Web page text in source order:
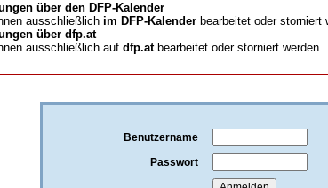
über den DFP-Kalender
ausschließlich im DFP-Kalender bearbeitet oder storniert
über dfp.at
ausschließlich auf dfp.atbearbeitet oder storniert werden.
Benutzername
Passwort